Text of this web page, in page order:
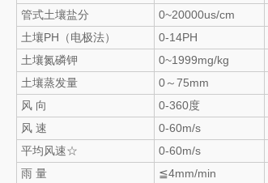
管式土壤盐分
0~20000us/cm
土壤PH（电极法）
0-14PH
土壤氮磷钾
0~1999mg/kg
土壤蒸发量
0～75mm
风 向
0-360度
风 速
0-60m/s
平均风速☆
0-60m/s
雨 量
≦4mm/min